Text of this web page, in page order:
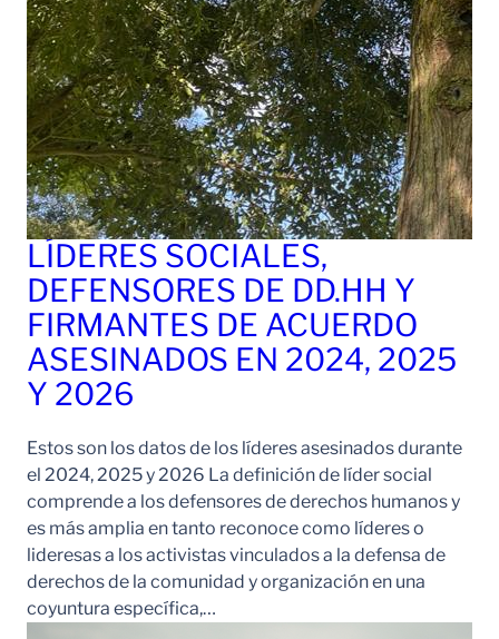
LÍDERES SOCIALES,
DEFENSORES DE DD.HH Y
FIRMANTES DE ACUERDO
ASESINADOS EN 2024, 2025
Y 2026
Estos son los datos de los líderes asesinados durante
el 2024, 2025 y 2026 La definición de líder social
comprende a los defensores de derechos humanos y
es más amplia en tanto reconoce como líderes o
lideresas a los activistas vinculados a la defensa de
derechos de la comunidad y organización en una
coyuntura específica,…